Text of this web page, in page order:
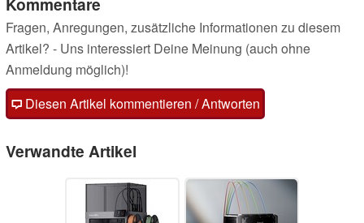
Fragen, Anregungen, zusätzliche Informationen zu diesem
Artikel? - Uns interessiert Deine Meinung (auch ohne
Anmeldung möglich)!
Diesen Artikel kommentieren / Antworten
Verwandte Artikel